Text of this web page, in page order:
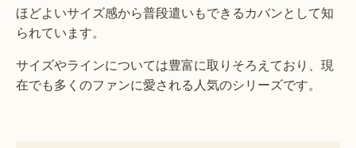
ほどよいサイズ感から普段遣いもできるカバンとして知
られています。
サイズやラインについては豊富に取りそろえており、現
在でも多くのファンに愛される人気のシリーズです。